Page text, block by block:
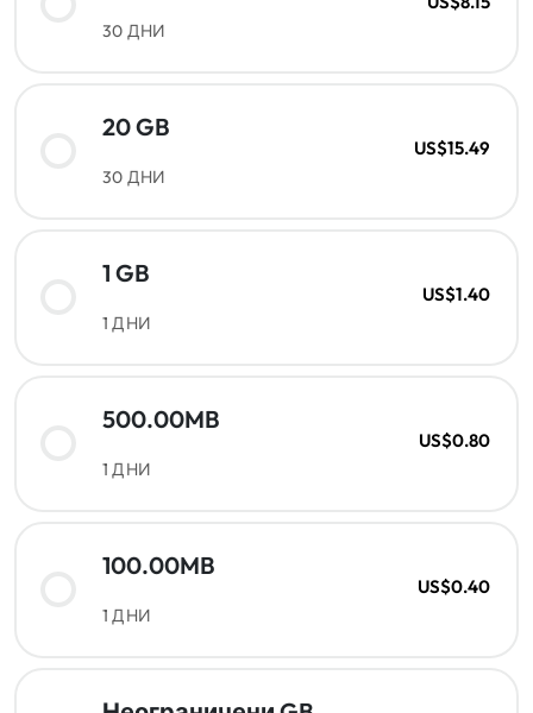
30 ДНИ
20 GB
30 ДНИ
US$15.49
1 GB
1 ДНИ
US$1.40
500.00MB
1 ДНИ
US$0.80
100.00MB
1 ДНИ
US$0.40